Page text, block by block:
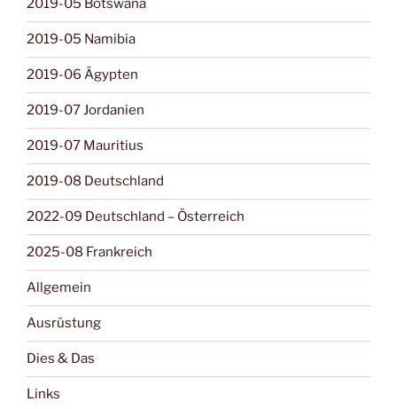
2019-05 Botswana
2019-05 Namibia
2019-06 Ägypten
2019-07 Jordanien
2019-07 Mauritius
2019-08 Deutschland
2022-09 Deutschland – Österreich
2025-08 Frankreich
Allgemein
Ausrüstung
Dies & Das
Links